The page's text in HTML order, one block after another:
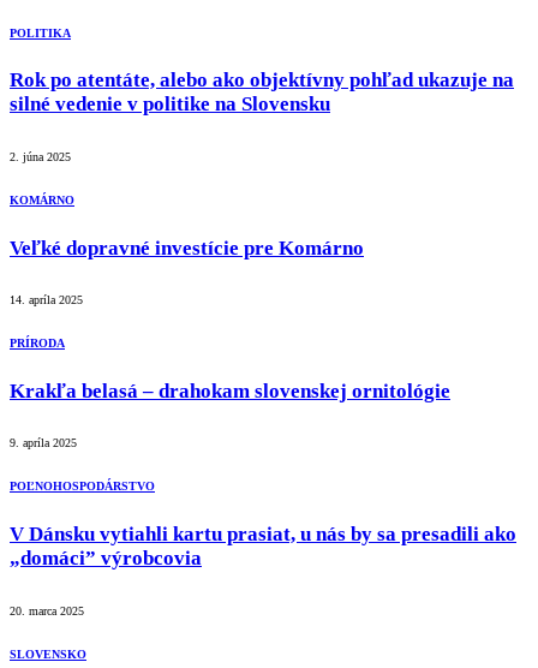
POLITIKA
Rok po atentáte, alebo ako objektívny pohľad ukazuje na
silné vedenie v politike na Slovensku
2. júna 2025
KOMÁRNO
Veľké dopravné investície pre Komárno
14. apríla 2025
PRÍRODA
Krakľa belasá – drahokam slovenskej ornitológie
9. apríla 2025
POĽNOHOSPODÁRSTVO
V Dánsku vytiahli kartu prasiat, u nás by sa presadili ako
„domáci” výrobcovia
20. marca 2025
SLOVENSKO